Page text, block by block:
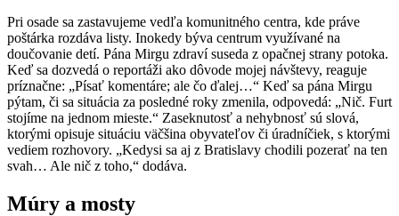
Pri osade sa zastavujeme vedľa komunitného centra, kde práve
poštárka rozdáva listy. Inokedy býva centrum využívané na
doučovanie detí. Pána Mirgu zdraví suseda z opačnej strany potoka.
Keď sa dozvedá o reportáži ako dôvode mojej návštevy, reaguje
príznačne: „Písať komentáre; ale čo ďalej…“ Keď sa pána Mirgu
pýtam, či sa situácia za posledné roky zmenila, odpovedá: „Nič. Furt
stojíme na jednom mieste.“ Zaseknutosť a nehybnosť sú slová,
ktorými opisuje situáciu väčšina obyvateľov či úradníčiek, s ktorými
vediem rozhovory. „Kedysi sa aj z Bratislavy chodili pozerať na ten
svah… Ale nič z toho,“ dodáva.
Múry a mosty